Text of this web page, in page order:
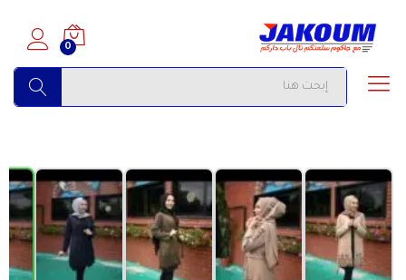
0
الأكثر مبيعاً